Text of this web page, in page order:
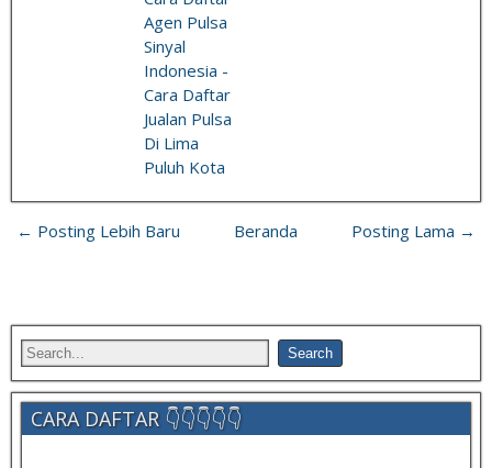
Agen Pulsa
Sinyal
Indonesia -
Cara Daftar
Jualan Pulsa
Di Lima
Puluh Kota
← Posting Lebih Baru Posting Lama →
Beranda
CARA DAFTAR 👇👇👇👇👇